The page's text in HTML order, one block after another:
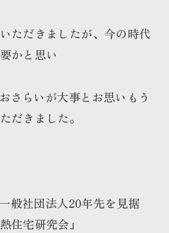
ただきましたが、今の時代
かと思い
さらいが大事とお思いもう
だきました。
般社団法人20年先を見据
住宅研究会』